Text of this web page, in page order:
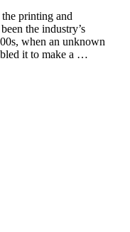
printing and
the industry’s
when an unknown
it to make a …